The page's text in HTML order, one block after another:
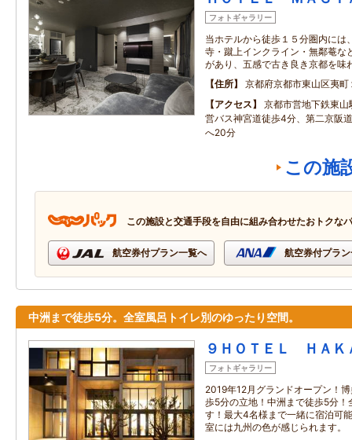
フォトギャラリー
当ホテルから徒歩１５分圏内には
寺・蹴上インクライン・無鄰菴な
があり、五感で古き良き京都を味
住所
京都府京都市東山区夷町
アクセス
京都市営地下鉄東
営バス神宮道徒歩4分、第二京阪
へ20分
この施
この施設と交通手段を自由に組み合わせたおトクな
航空券付プラン一覧へ 航空券付プラ
中洲まで徒歩5分。全室風呂トイレ別のゆったり空間。
９ＨＯＴＥＬ ＨＡＫ
フォトギャラリー
2019年12月グランドオープン！
歩5分の立地！中洲まで徒歩5分
す！最大4名様まで一緒に宿泊可
室には九州の色が感じられます。